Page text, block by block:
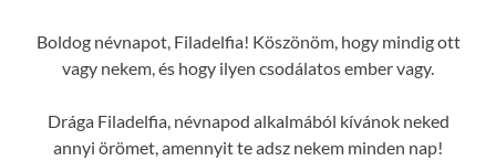
Boldog névnapot, Filadelfia! Köszönöm, hogy mindig ott
vagy nekem, és hogy ilyen csodálatos ember vagy.
Drága Filadelfia, névnapod alkalmából kívánok neked
annyi örömet, amennyit te adsz nekem minden nap!